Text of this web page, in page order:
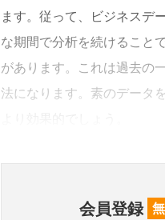
ます。従って、ビジネスデ
な期間で分析を続けること
があります。これは過去の
法になります。素のデータ
会員登録